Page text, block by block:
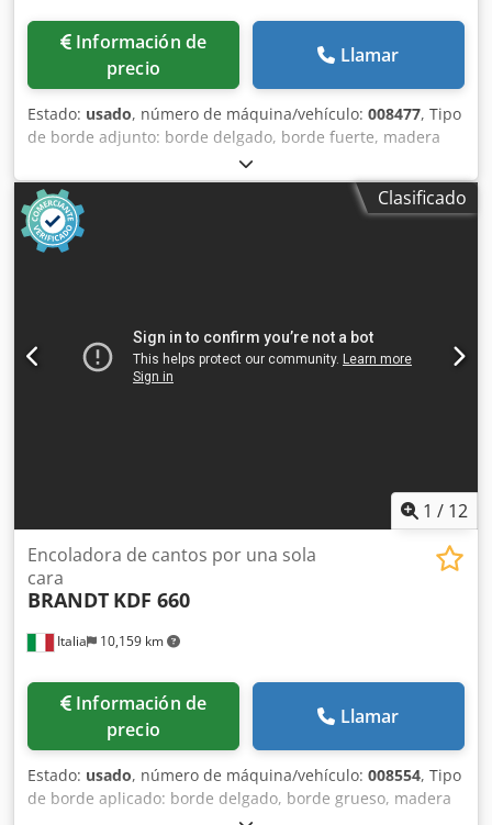
Información de
precio
Llamar
Estado: usado, número de máquina/vehículo: 008477, Tipo
de borde adjunto: borde delgado, borde fuerte, madera
maciza Sistema adhesivo: EVA Fresado de unión: sí Unidad
multifuncional: sí Velocidad máxima de avance: 18 m/min.
Espesor máximo del panel: 60 mm Unidades de trabajo: 7
no Crodpfxjy Hq Nvo Akijf
Clasificado
1 / 12
Italia 10,159 km
Encoladora de cantos por una sola
cara
BRANDT KDF 660
Información de
precio
Llamar
Estado: usado, número de máquina/vehículo: 008554, Tipo
de borde aplicado: borde delgado, borde grueso, madera